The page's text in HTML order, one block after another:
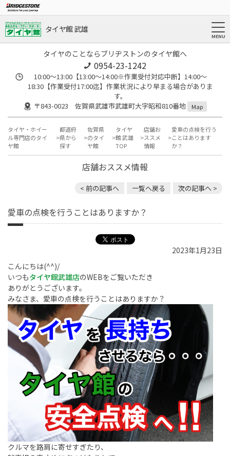
タイヤ館 武雄
タイヤのことならブリヂストンのタイヤ館へ
0954-23-1242
10:00～13:00【13:00～14:00※作業受付対応中断】14:00～
18:30【作業受付17:00迄】作業状況により早まる場合がありま
す。
〒843-0023 佐賀県武雄市武雄町大字昭和810番地
Map
タイヤ・ホイー
ル専門店のタイ
ヤ館
都道府
県から
探す
佐賀県
のタイ
ヤ館
タイヤ
館 武雄
TOP
店舗お
ススメ
情報
愛車の点検を行う
ことはあります
か？
店舗おススメ情報
< 前の記事へ 一覧へ戻る 次の記事へ >
愛車の点検を行うことはありますか？
2023年1月23日
こんにちは(^^)/
いつもタイヤ館武雄店のWEBをご覧いただき
ありがとうございます。
みなさま、愛車の点検を行うことはありますか？
クルマを路肩に寄せすぎたり、